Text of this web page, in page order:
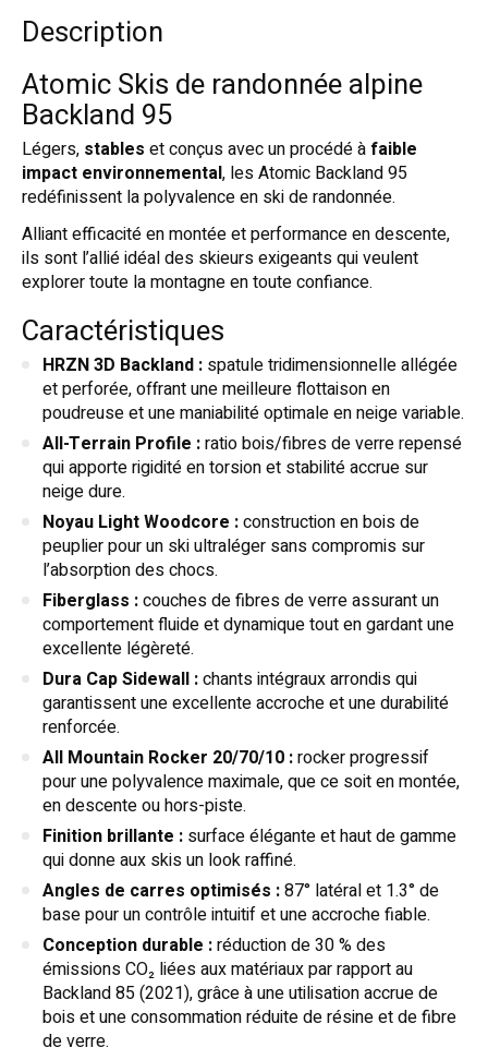
Description
Atomic Skis de randonnée alpine
Backland 95
Légers, stables et conçus avec un procédé à faible
impact environnemental, les Atomic Backland 95
redéfinissent la polyvalence en ski de randonnée.
Alliant efficacité en montée et performance en descente,
ils sont l’allié idéal des skieurs exigeants qui veulent
explorer toute la montagne en toute confiance.
Caractéristiques
HRZN 3D Backland : spatule tridimensionnelle allégée
et perforée, offrant une meilleure flottaison en
poudreuse et une maniabilité optimale en neige variable.
All-Terrain Profile :ratio bois/fibres de verre repensé
qui apporte rigidité en torsion et stabilité accrue sur
neige dure.
Noyau Light Woodcore :construction en bois de
peuplier pour un ski ultraléger sans compromis sur
l’absorption des chocs.
Fiberglass :couches de fibres de verre assurant un
comportement fluide et dynamique tout en gardant une
excellente légèreté.
Dura Cap Sidewall :chants intégraux arrondis qui
garantissent une excellente accroche et une durabilité
renforcée.
All Mountain Rocker 20/70/10 :rocker progressif
pour une polyvalence maximale, que ce soit en montée,
en descente ou hors-piste.
Finition brillante : surface élégante et haut de gamme
qui donne aux skis un look raffiné.
Angles de carres optimisés :87° latéral et 1.3° de
base pour un contrôle intuitif et une accroche fiable.
Conception durable :réduction de 30 % des
émissions CO₂ liées aux matériaux par rapport au
Backland 85 (2021), grâce à une utilisation accrue de
bois et une consommation réduite de résine et de fibre
de verre.